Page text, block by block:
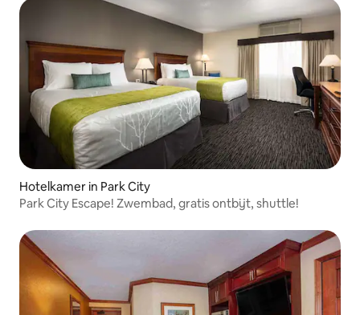
Hotelkamer in Park City
Park City Escape! Zwembad, gratis ontbijt, shuttle!